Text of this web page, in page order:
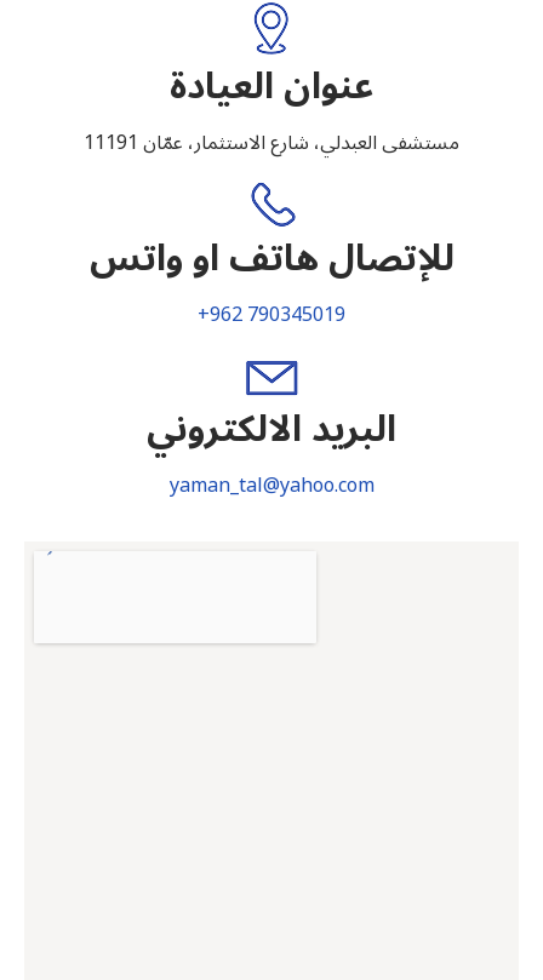
عنوان العيادة
مستشفى العبدلي، شارع الاستثمار، عمّان 11191
للإتصال هاتف او واتس
+962 790345019
البريد الالكتروني
yaman_tal@yahoo.com